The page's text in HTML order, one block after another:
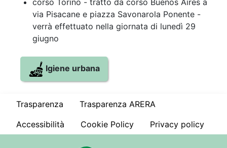
corso Torino - tratto da corso Buenos Aires a
via Pisacane e piazza Savonarola Ponente -
verrà effettuato nella giornata di lunedì 29
giugno
Igiene urbana
Trasparenza
Trasparenza ARERA
Accessibilità
Cookie Policy Privacy policy